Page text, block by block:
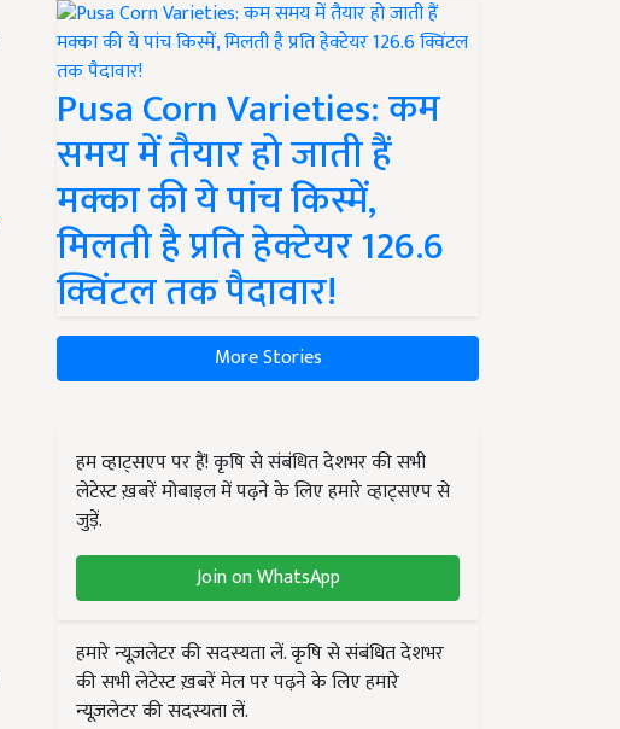
Pusa Corn Varieties: कम
समय में तैयार हो जाती हैं
मक्का की ये पांच किस्में,
मिलती है प्रति हेक्टेयर 126.6
क्विंटल तक पैदावार!
More Stories
हम व्हाट्सएप पर हैं! कृषि से संबंधित देशभर की सभी
लेटेस्ट ख़बरें मोबाइल में पढ़ने के लिए हमारे व्हाट्सएप से
जुड़ें.
Join on WhatsApp
हमारे न्यूज़लेटर की सदस्यता लें. कृषि से संबंधित देशभर
की सभी लेटेस्ट ख़बरें मेल पर पढ़ने के लिए हमारे
न्यूज़लेटर की सदस्यता लें.